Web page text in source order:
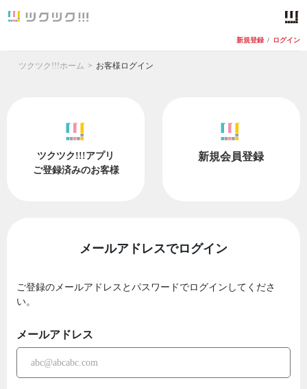
新規登録 / ログイン
ツクツク!!!ホーム お客様ログイン
ツクツク!!!アプリ
ご登録済みのお客様
新規会員登録
メールアドレスでログイン
ご登録のメールアドレスとパスワードでログインしてくださ
い。
メールアドレス